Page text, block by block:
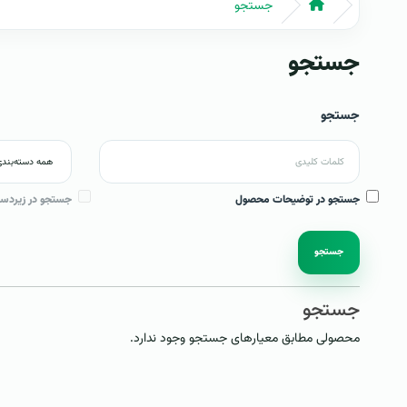
جستجو
جستجو
جستجو
جستجو در توضیحات محصول جستجو در
جستجو
جستجو
محصولی مطابق معیارهای جستجو وجود ندارد.